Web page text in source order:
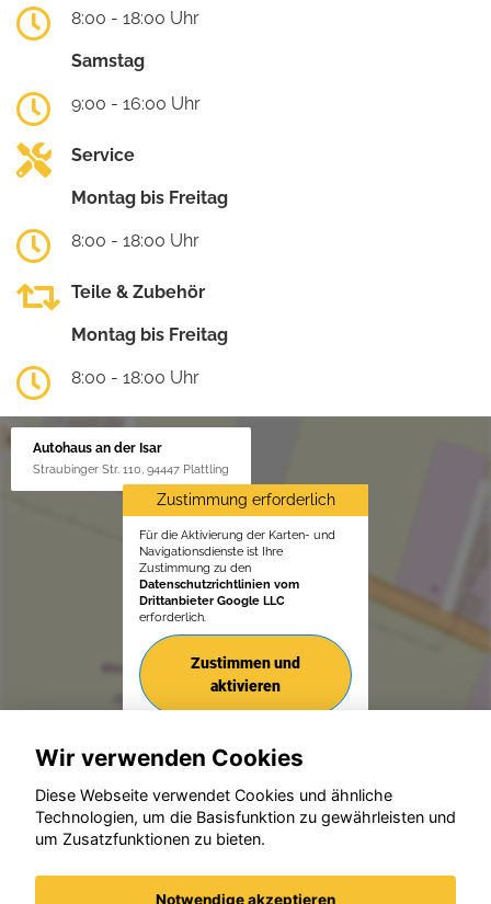
8:00 - 18:00 Uhr
Samstag
9:00 - 16:00 Uhr
Service
Montag bis Freitag
8:00 - 18:00 Uhr
Teile & Zubehör
Montag bis Freitag
8:00 - 18:00 Uhr
Autohaus an der Isar
Straubinger Str. 110, 94447 Plattling
Zustimmung erforderlich
Für die Aktivierung der Karten- und
Navigationsdienste ist Ihre
Zustimmung zu den
Datenschutzrichtlinien vom
Drittanbieter Google LLC
erforderlich.
Zustimmen und
aktivieren
© konjunkturmotor.de GmbH 2020 - 2026
Wir verwenden Cookies
Diese Webseite verwendet Cookies und ähnliche
Technologien, um die Basisfunktion zu gewährleisten und
um Zusatzfunktionen zu bieten.
Notwendige akzeptieren